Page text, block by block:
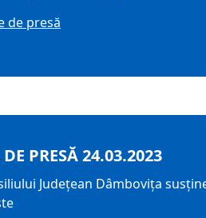
de presă
PRESĂ 24.03.2023
Județean Dâmbovița